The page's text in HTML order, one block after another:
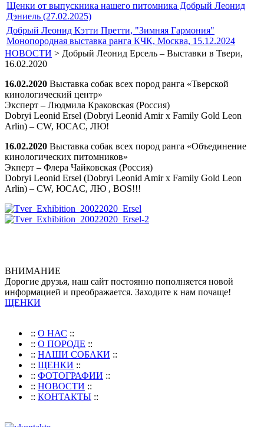
Щенки от выпускника нашего питомника Добрый Леонид
Дэниель (27.02.2025)
Добрый Леонид Кэтти Претти, "Зимняя Гармония"
Монопородная выставка ранга КЧК, Москва, 15.12.2024
НОВОСТИ > Добрый Леонид Ерсель – Выставки в Твери,
16.02.2020
16.02.2020 Выставка собак всех пород ранга «Тверской
кинологический центр»
Эксперт – Людмила Краковская (Россия)
Dobryi Leonid Ersel (Dobryi Leonid Amir x Family Gold Leon
Arlin) – CW, ЮCAC, ЛЮ!
16.02.2020 Выставка собак всех пород ранга «Объединение
кинологических питомников»
Экперт – Флера Чайковская (Россия)
Dobryi Leonid Ersel (Dobryi Leonid Amir x Family Gold Leon
Arlin) – CW, ЮCAC, ЛЮ , BOS!!!
ВНИМАНИЕ
Дорогие друзья, наш сайт постоянно пополняется новой
информацией и преображается. Заходите к нам почаще!
ЩЕНКИ
:: О НАС ::
:: О ПОРОДЕ ::
:: НАШИ СОБАКИ ::
:: ЩЕНКИ ::
:: ФОТОГРАФИИ ::
:: НОВОСТИ ::
:: КОНТАКТЫ ::